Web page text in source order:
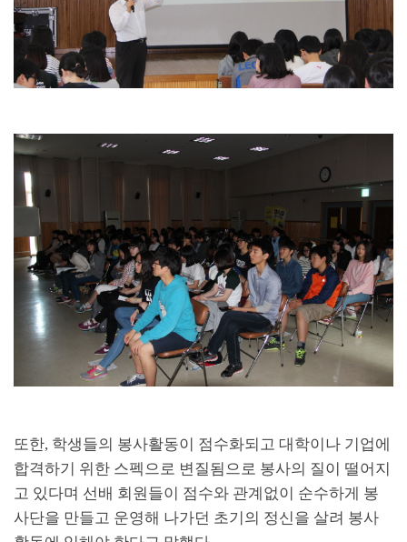
또한, 학생들의 봉사활동이 점수화되고 대학이나 기업에
합격하기 위한 스펙으로 변질됨으로 봉사의 질이 떨어지
고 있다며 선배 회원들이 점수와 관계없이 순수하게 봉
사단을 만들고 운영해 나가던 초기의 정신을 살려 봉사